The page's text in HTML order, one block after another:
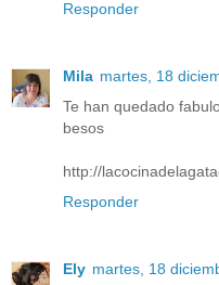
Responder
Mila martes, 18
Te han quedado
besos
http://
Responder
Ely martes, 18